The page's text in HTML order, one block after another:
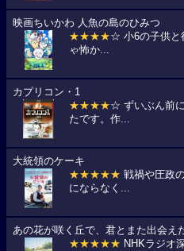
映画ちいかわ 人魚の島のひみつ
★★★★☆ 小6の子供と
ゃ怖か...
カプリコン・1
★★★★☆ ずいぶん前
たです。作...
大統領のケーキ
★★★★★ 戦禍や圧政
にならなく...
あの花が咲く丘で、君とまた出会え
★★★★★ NHKラジオ